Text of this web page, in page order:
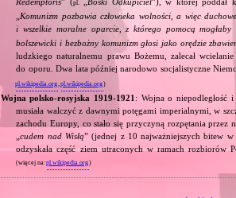
pl.
Komunizm pozbawia człowieka wolności, a więc
i wszelkie moralne oparcie, z którego pomocą
bolszewicki i bezbożny komunizm głosi jako orędzie
ludzkiego naturalnemu prawu Bożemu, zalecał
do oporu. Dwa lata później narodowo socjalistyczne
pl.wikipedia.org,pl.wikipedia.org)
Wojna polsko‐rosyjska 1919‐1921 : Wojna o niepodległość
musiała walczyć z dawnymi potęgami imperialnymi, w
zachodu Europy, co stało się przyczyną rozpętania
„cudem nad Wisłą” (jednej z 10 najważniejszych bitew
odzyskała część ziem utraconych w ramach
(więcej na:pl.wikipedia.org)